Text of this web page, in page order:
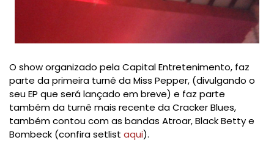
O show organizado pela Capital Entretenimento, faz
parte da primeira turnê da Miss Pepper, (divulgando o
seu EP que será lançado em breve) e faz parte
também da turnê mais recente da Cracker Blues,
também contou com as bandas Atroar, Black Betty e
Bombeck (confira setlist aqui).